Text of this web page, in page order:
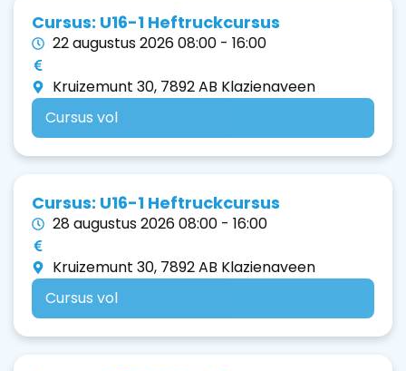
Cursus: U16-1 Heftruckcursus
22 augustus 2026 08:00 - 16:00
Kruizemunt 30, 7892 AB Klazienaveen
Cursus vol
Cursus: U16-1 Heftruckcursus
28 augustus 2026 08:00 - 16:00
Kruizemunt 30, 7892 AB Klazienaveen
Cursus vol